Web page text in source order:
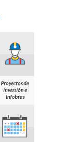
Proyectos de
inversión e
Infobras